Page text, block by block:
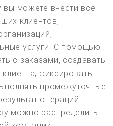
вы можете внести все
клиентов,
услуги. С помощью
с заказами, создавать
фиксировать
промежуточные
операций.
можно распределить